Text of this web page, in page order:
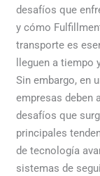
desafíos que
y cómo
transporte es
lleguen a
Sin embargo, en
empresas deben
desafíos que
principales
de tecnología
sistemas de